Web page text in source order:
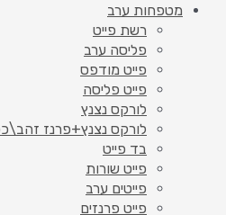
מטפחות ערב
רשת פייט
פליסה ערב
פייט מודפס
פייט פליסה
לורקס נצנץ
לורקס נצנץ+פרנז
בד פייט
פייט שורות
פייטים ערב
פייט פרנזים